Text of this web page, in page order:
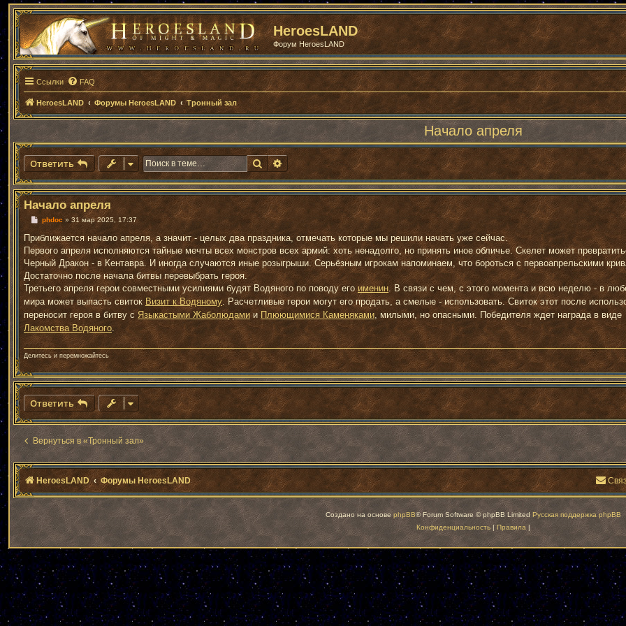
HeroesLAND
Форум HeroesLAND
Ссылки FAQ
HeroesLAND Форумы HeroesLAND Тронный зал
Начало апреля
Ответить ПоискРасширенный поиск
Начало апреля
С
о
о
щ
е
н
и
е
phdoc»31 мар 2025, 17:37
Приближается начало апреля, а значит - целых два праздника, отмечать которые мы решили начать уже сейчас.
Первого апреля исполняются тайные мечты всех монстров всех армий: хоть ненадолго, но принять иное обличье. Скелет может
Черный Дракон - в Кентавра. И иногда случаются иные розыгрыши. Серьёзным игрокам напоминаем, что бороться с первоапрельскими
Достаточно после начала битвы перевыбрать героя.
Третьего апреля герои совместными усилиями будят Водяного по поводу егоименин. В связи с чем, с этого момента и всю неделю - в
мира может выпасть свиток Визит к Водяному. Расчетливые герои могут его продать, а смелые - использовать. Свиток этот после
переносит героя в битву с Языкастыми Жаболюдами и Плюющимися Каменяками, милыми, но опасными. Победителя ждет награда в виде
Лакомства Водяного.
Делитесь и перемножайтесь
Ответить
Вернуться в «Тронный зал»
HeroesLAND Форумы HeroesLAND
Создано на основе phpBB® Forum Software © phpBB Limited Русская поддержка phpBB
Конфиденциальность|Правила|